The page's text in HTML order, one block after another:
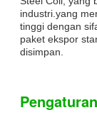
industri.yang
tinggi dengan
paket ekspor
disimpan.